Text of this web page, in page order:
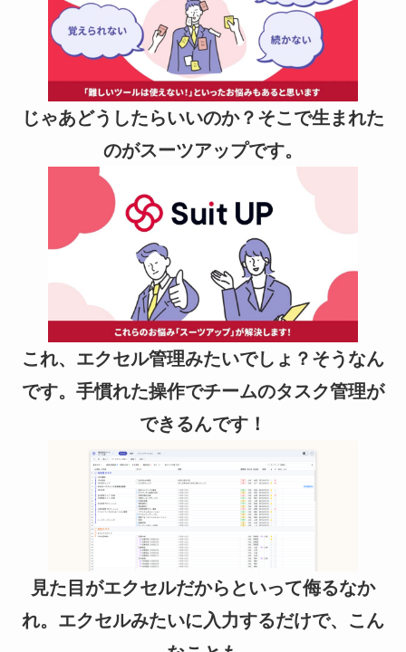
じゃあどうしたらいいのか？そこで生まれた
のがスーツアップです。
これ、エクセル管理みたいでしょ？そうなん
です。手慣れた操作でチームのタスク管理が
できるんです！
見た目がエクセルだからといって侮るなか
れ。エクセルみたいに入力するだけで、こん